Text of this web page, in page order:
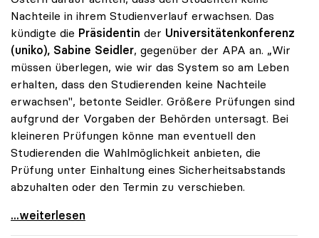
Nachteile in ihrem Studienverlauf erwachsen. Das
kündigte die Präsidentin der Universitätenkonferenz
(uniko), Sabine Seidler, gegenüber der APA an. „Wir
müssen überlegen, wie wir das System so am Leben
erhalten, dass den Studierenden keine Nachteile
erwachsen", betonte Seidler. Größere Prüfungen sind
aufgrund der Vorgaben der Behörden untersagt. Bei
kleineren Prüfungen könne man eventuell den
Studierenden die Wahlmöglichkeit anbieten, die
Prüfung unter Einhaltung eines Sicherheitsabstands
abzuhalten oder den Termin zu verschieben.
Coronavirus - uniko: Studierende sollen keine
...weiterlesen